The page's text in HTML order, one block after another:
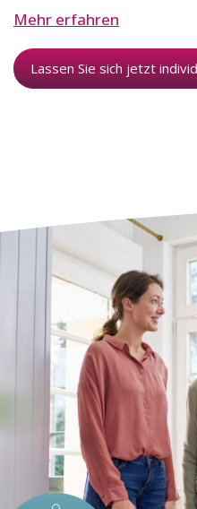
Mehr erfahren
Lassen Sie sich jetzt